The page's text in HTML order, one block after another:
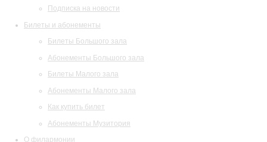
Подписка на новости
Билеты и абонементы
Билеты Большого зала
Абонементы Большого зала
Билеты Малого зала
Абонементы Малого зала
Как купить билет
Абонементы Музитория
О филармонии